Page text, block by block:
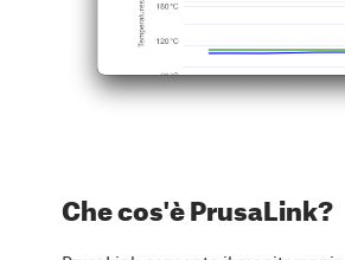
Che cos'è PrusaLink?